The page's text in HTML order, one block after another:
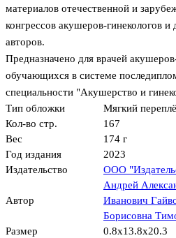
материалов отечественной и
конгрессов акушеров-гинекологов
авторов.
Предназначено для врачей
обучающихся в системе
специальности "Акушерство и
Тип обложки
Мягкий
Кол-во стр.
167
Вес
174 г
Год издания
2023
Издательство
ООО
Автор
Андрей
Иванович
Борисовна
Размер
0.8x13.8x20.3